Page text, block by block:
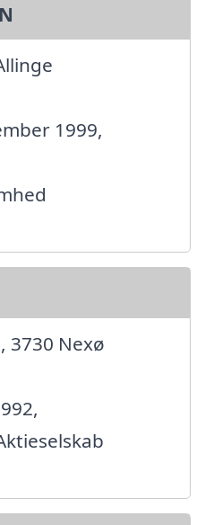
1999,
3730 Nexø